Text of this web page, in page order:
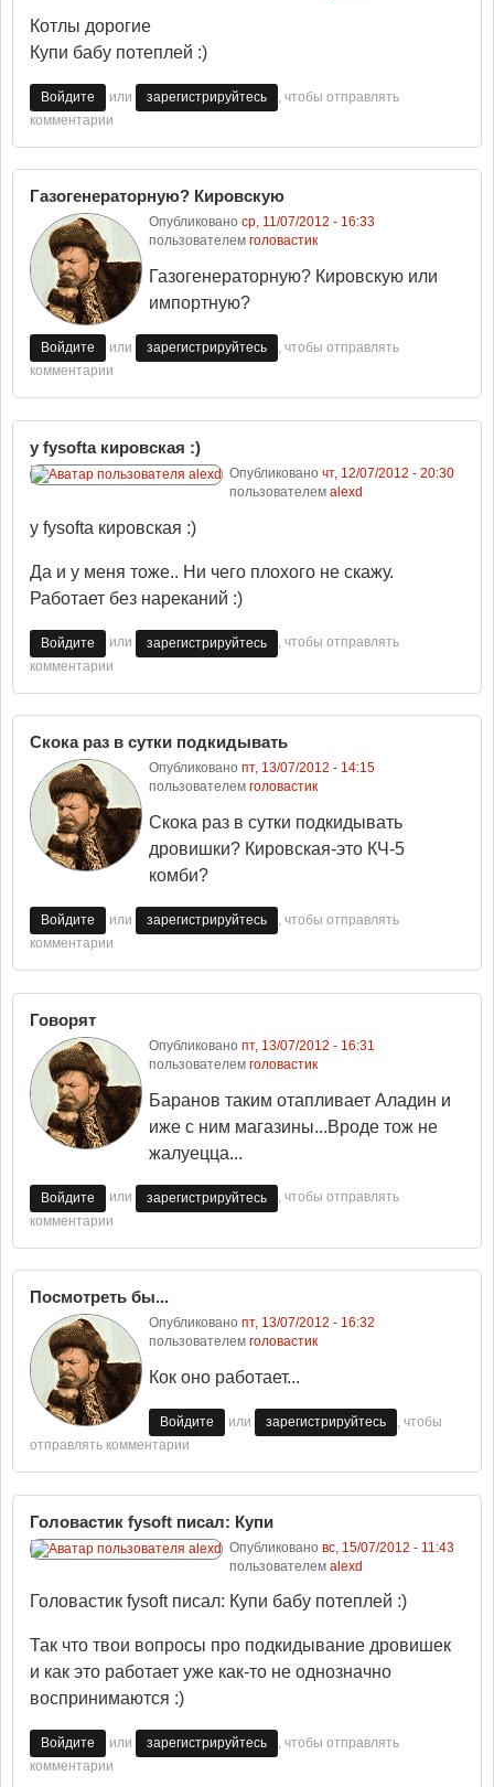
Котлы дорогие
Купи бабу потеплей :)
Войдите или зарегистрируйтесь
, чтобы отправлять
комментарии
Газогенераторную? Кировскую
Опубликовано ср, 11/07/2012 - 16:33
пользователем головастик
Газогенераторную? Кировскую или
импортную?
Войдите или зарегистрируйтесь
, чтобы отправлять
комментарии
у fysoftа кировская :)
Опубликовано чт, 12/07/2012 - 20:30
пользователем alexd
у fysoftа кировская :)
Да и у меня тоже.. Ни чего плохого не скажу.
Работает без нареканий :)
Войдите или зарегистрируйтесь
, чтобы отправлять
комментарии
Скока раз в сутки подкидывать
Опубликовано пт, 13/07/2012 - 14:15
пользователем головастик
Скока раз в сутки подкидывать
дровишки? Кировская-это КЧ-5
комби?
Войдите или зарегистрируйтесь
, чтобы отправлять
комментарии
Говорят
Опубликовано пт, 13/07/2012 - 16:31
пользователем головастик
Баранов таким отапливает Аладин и
иже с ним магазины...Вроде тож не
жалуецца...
Войдите или зарегистрируйтесь
, чтобы отправлять
комментарии
Посмотреть бы...
Опубликовано пт, 13/07/2012 - 16:32
пользователем головастик
Кок оно работает...
Войдите или зарегистрируйтесь
, чтобы
отправлять комментарии
Головастик fysoft писал: Купи
Опубликовано вс, 15/07/2012 - 11:43
пользователем alexd
Головастик fysoft писал: Купи бабу потеплей :)
Так что твои вопросы про подкидывание дровишек
и как это работает уже как-то не однозначно
воспринимаются :)
Войдите или зарегистрируйтесь
, чтобы отправлять
комментарии